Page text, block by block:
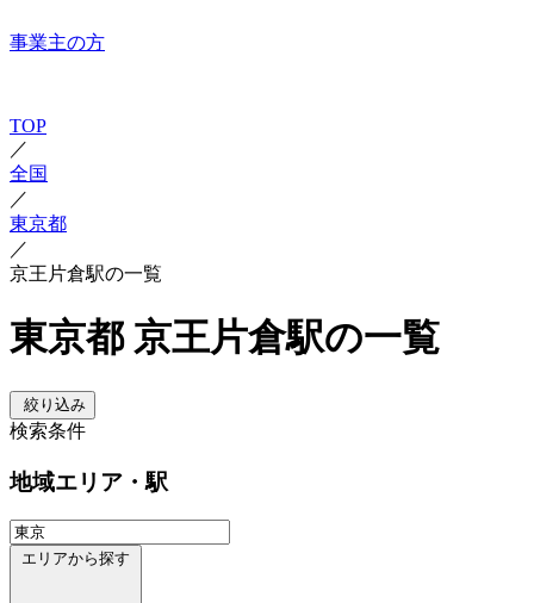
事業主の方
TOP
／
全国
／
東京都
／
京王片倉駅の一覧
東京都 京王片倉駅の一覧
絞り込み
検索条件
地域エリア・駅
エリアから探す